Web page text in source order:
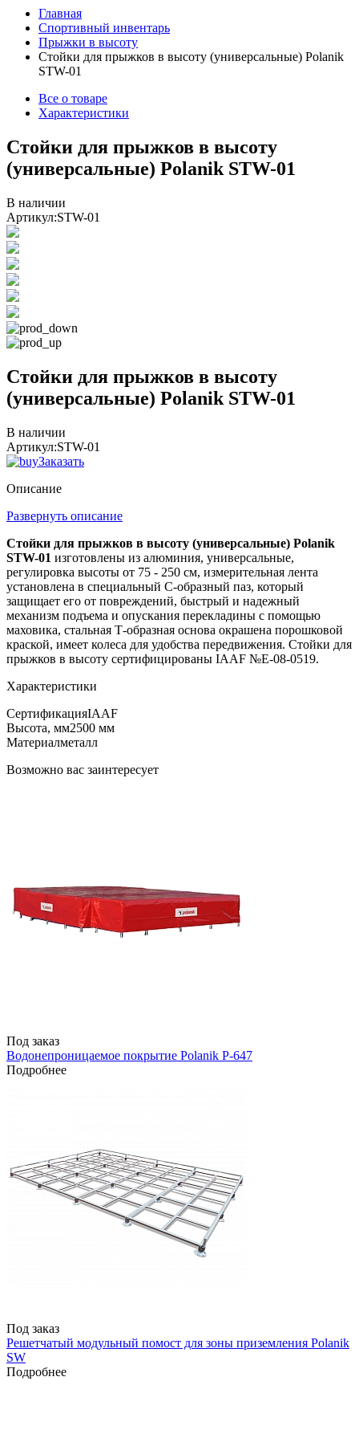
Главная
Спортивный инвентарь
Прыжки в высоту
Стойки для прыжков в высоту (универсальные) Polanik
STW-01
Все о товаре
Характеристики
Стойки для прыжков в высоту
(универсальные) Polanik STW-01
В наличии
Артикул:STW-01
Стойки для прыжков в высоту
(универсальные) Polanik STW-01
В наличии
Артикул:STW-01
Заказать
Описание
Развернуть описание
Стойки для прыжков в высоту (универсальные) Polanik
STW-01 изготовлены из алюминия, универсальные,
регулировка высоты от 75 - 250 см, измерительная лента
установлена в специальный С-образный паз, который
защищает его от повреждений, быстрый и надежный
механизм подъема и опускания перекладины с помощью
маховика, стальная Т-образная основа окрашена порошковой
краской, имеет колеса для удобства передвижения. Стойки для
прыжков в высоту сертифицированы IAAF №Е-08-0519.
Характеристики
СертификацияIAAF
Высота, мм2500 мм
Материалметалл
Возможно вас заинтересует
Под заказ
Водонепроницаемое покрытие Polanik P-647
Подробнее
Под заказ
Решетчатый модульный помост для зоны приземления Polanik
SW
Подробнее